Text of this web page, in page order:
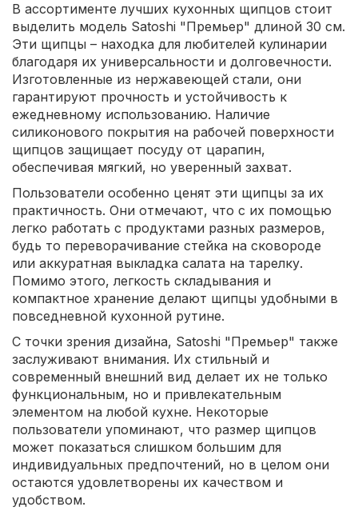
В ассортименте лучших кухонных щипцов стоит
выделить модель Satoshi "Премьер" длиной 30 см.
Эти щипцы – находка для любителей кулинарии
благодаря их универсальности и долговечности.
Изготовленные из нержавеющей стали, они
гарантируют прочность и устойчивость к
ежедневному использованию. Наличие
силиконового покрытия на рабочей поверхности
щипцов защищает посуду от царапин,
обеспечивая мягкий, но уверенный захват.
Пользователи особенно ценят эти щипцы за их
практичность. Они отмечают, что с их помощью
легко работать с продуктами разных размеров,
будь то переворачивание стейка на сковороде
или аккуратная выкладка салата на тарелку.
Помимо этого, легкость складывания и
компактное хранение делают щипцы удобными в
повседневной кухонной рутине.
С точки зрения дизайна, Satoshi "Премьер" также
заслуживают внимания. Их стильный и
современный внешний вид делает их не только
функциональным, но и привлекательным
элементом на любой кухне. Некоторые
пользователи упоминают, что размер щипцов
может показаться слишком большим для
индивидуальных предпочтений, но в целом они
остаются удовлетворены их качеством и
удобством.